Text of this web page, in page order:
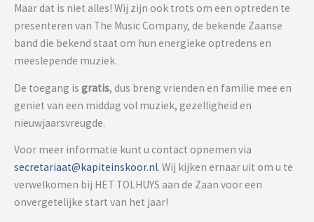
Maar dat is niet alles! Wij zijn ook trots om een optreden te
presenteren van The Music Company, de bekende Zaanse
band die bekend staat om hun energieke optredens en
meeslepende muziek.
De toegang is gratis, dus breng vrienden en familie mee en
geniet van een middag vol muziek, gezelligheid en
nieuwjaarsvreugde.
Voor meer informatie kunt u contact opnemen via
secretariaat@kapiteinskoor.nl. Wij kijken ernaar uit om u te
verwelkomen bij HET TOLHUYS aan de Zaan voor een
onvergetelijke start van het jaar!